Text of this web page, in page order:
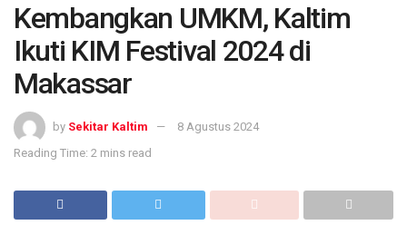
Kembangkan UMKM, Kaltim
Ikuti KIM Festival 2024 di
Makassar
by Sekitar Kaltim
8 Agustus 2024
Reading Time: 2 mins read